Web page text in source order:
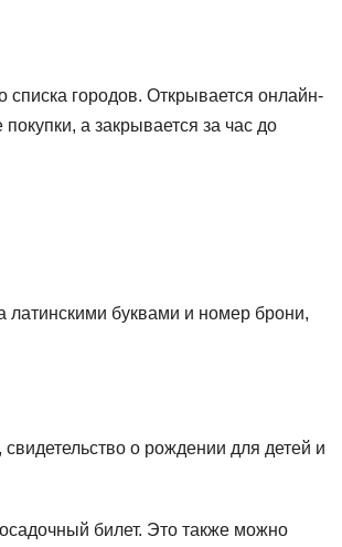
городов. Открывается онлайн-
а закрывается за час до
латинскими буквами и номер брони,
о рождении для детей и
билет. Это также можно